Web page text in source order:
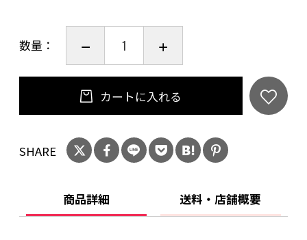
旬の具材の美味しさを引き立てます。鶏ももの
味噌焼き、鯵のなめろう、ふろふき大根、海老
とたらの芽の酢味噌がけ等どれも絶品です。
【容量】
有機大豆(国産)、有機米(国産)、食塩
原料原産地名 国産(有機大豆、有機米)
数量：
カートに入れる
SHARE
商品詳細 送料・店舗概要